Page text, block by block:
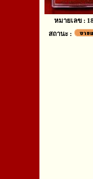
หมายเลข :
สถานะ :